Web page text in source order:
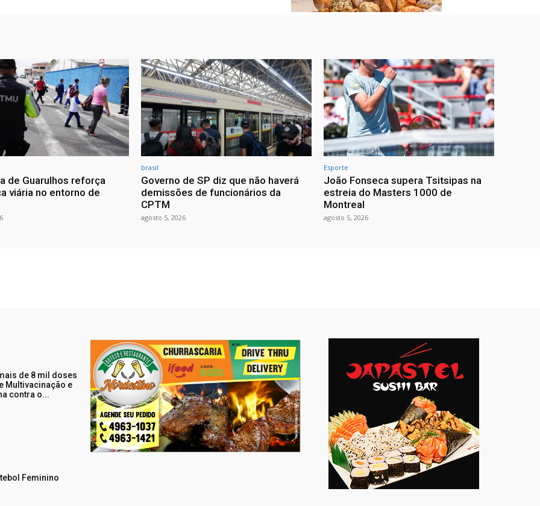
de Guarulhos reforça
viária no entorno de
brasil
Governo de SP diz que não haverá
demissões de funcionários da
CPTM
agosto 5, 2026
Esporte
João Fonseca supera Tsitsipas na
estreia do Masters 1000 de
Montreal
agosto 5, 2026
de 8 mil doses
Multivacinação e
contra o...
Feminino